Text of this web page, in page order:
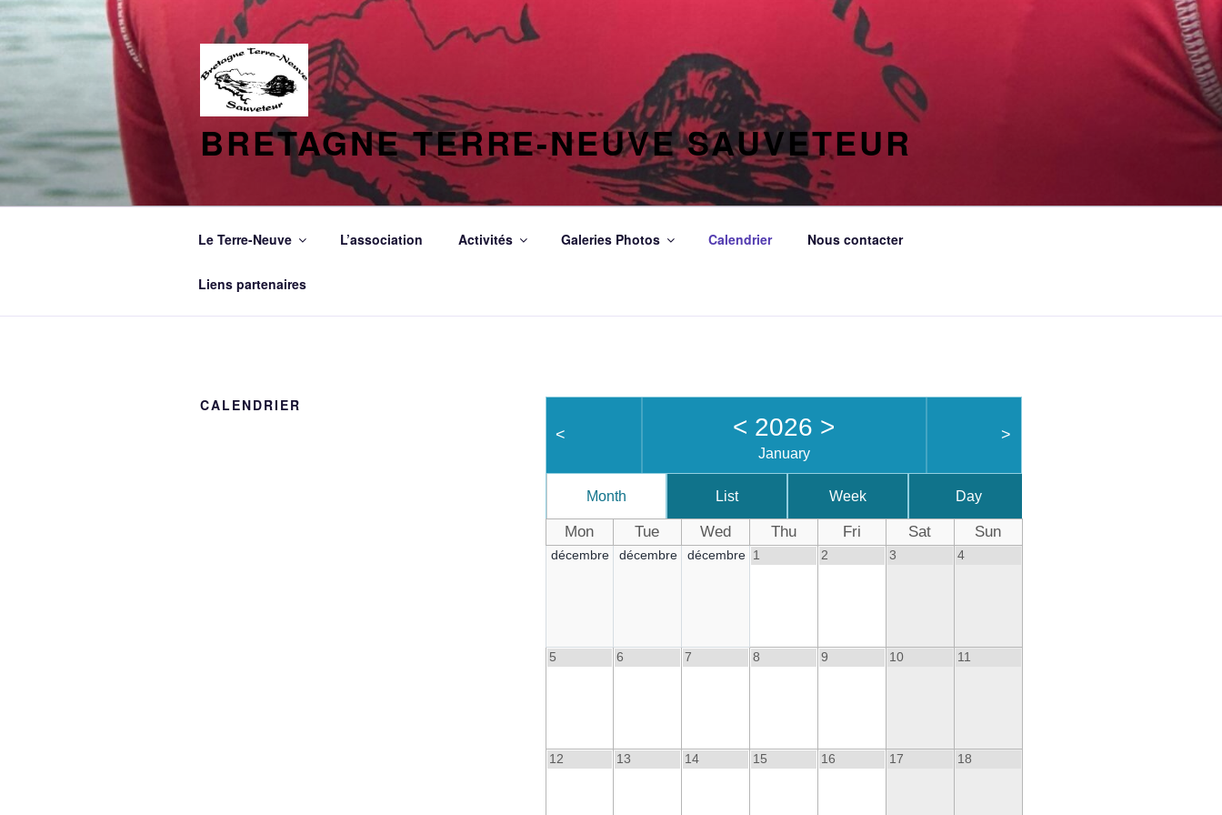
Aller
au
contenu
BRETAGNE TERRE-NEUVE SAUVETEUR
Le Terre-Neuve L’association Activités Galeries Photos Calendrier Nous contacter
Liens partenaires
CALENDRIER
<
< 2026 >
January
>
Month List Week Day
Mon Tue Wed Thu Fri Sat Sun
décembre décembre décembre 1 2 3 4
5 6 7 8 9 10 11
12 13 14 15 16 17 18